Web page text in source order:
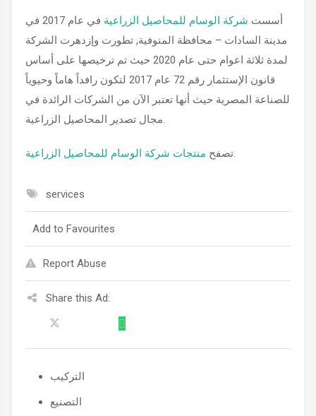
أسست شركة الوسام للمحاصيل الزراعية
في عام 2017 في
مدينة السادات – محافظة المنوفية, تطورت وإزدهرت الشركة
لمدة ثلاثة اعوام حتى عام 2020 حيث تم ترخيصها على أساس
قانون الإستثمار رقم 72 عام 2017 لتكون رافداً هاماً وحيوياً
للصناعة المصرية حيث أنها تعتبر الآن من الشركات الرائدة في
مجال تصدير المحاصيل الزراعية.
تصفح منتجات شركة الوسام للمحاصيل الزراعية .
services
Add to Favourites
Report Abuse
Share this Ad:
التركيب
التصنيع